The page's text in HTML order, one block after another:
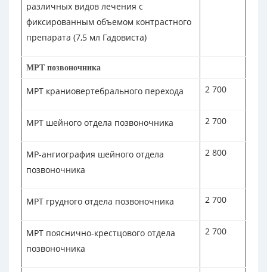
различных видов лечения с
фиксированным объемом контрастного
препарата (7,5 мл Гадовиста)
МРТ позвоночника
МРТ краниовертебрального перехода 2 700
МРТ шейного отдела позвоночника 2 700
МР-ангиография шейного отдела
позвоночника
2 800
МРТ грудного отдела позвоночника 2 700
МРТ пояснично-крестцового отдела
позвоночника
2 700